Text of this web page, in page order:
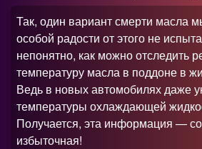
Так, один вариант смерти масла
особой радости от этого не
непонятно, как можно отследить
температуру масла в поддоне в
Ведь в новых автомобилях даже
температуры охлаждающей
Получается, эта информация —
избыточная!